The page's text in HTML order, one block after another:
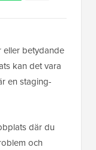
betydande
kan det vara
en staging-
där du
och